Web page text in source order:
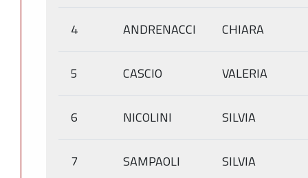
4 ANDRENACCI CHIARA
5 CASCIO VALERIA
6 NICOLINI SILVIA
7 SAMPAOLI SILVIA